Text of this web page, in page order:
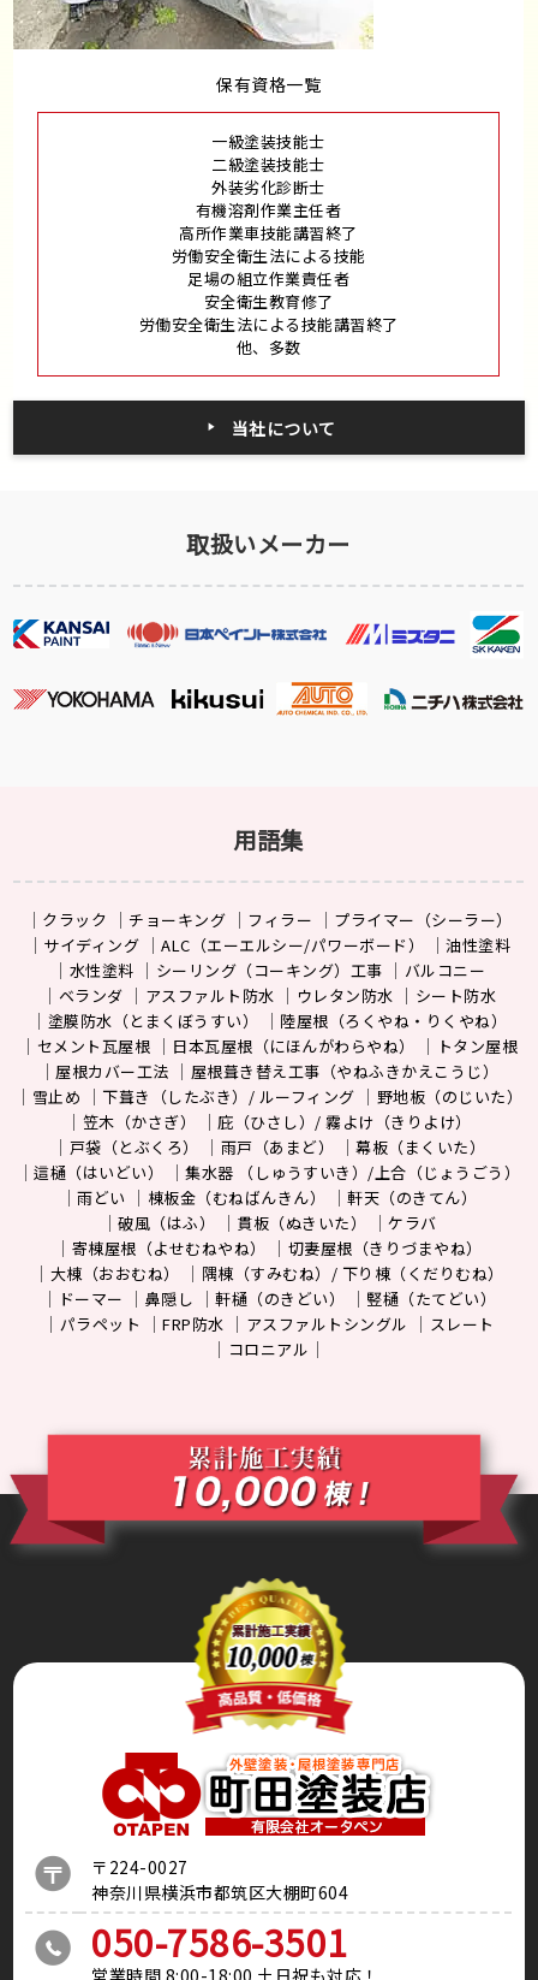
保有資格一覧
一級塗装技能士
二級塗装技能士
外装劣化診断士
有機溶剤作業主任者
高所作業車技能講習終了
労働安全衛生法による技能
足場の組立作業責任者
安全衛生教育修了
労働安全衛生法による技能講習終了
他、多数
当社について
取扱いメーカー
用語集
クラック チョーキング フィラー
プライマー（シーラー）
サイディング
ALC（エーエルシー/パワーボード）
油性塗料
水性塗料
シーリング（コーキング）工事
バルコニー
ベランダ
アスファルト防水 ウレタン防水
シート防水
塗膜防水（とまくぼうすい）
陸屋根（ろくやね・りくやね）
セメント瓦屋根
日本瓦屋根（にほんがわらやね）
トタン屋根
屋根カバー工法
屋根葺き替え工事（やねふきかえこうじ）
雪止め
下葺き（したぶき）/ ルーフィング
野地板（のじいた）
笠木（かさぎ）
庇（ひさし）/ 霧よけ（きりよけ）
戸袋（とぶくろ）
雨戸（あまど）
幕板（まくいた）
這樋（はいどい）
集水器 （しゅうすいき）/上合（じょうごう）
雨どい
棟板金（むねばんきん）
軒天（のきてん）
破風（はふ）
貫板（ぬきいた）
ケラバ
寄棟屋根（よせむねやね）
切妻屋根（きりづまやね）
大棟（おおむね）
隅棟（すみむね）/ 下り棟（くだりむね）
ドーマー
鼻隠し 軒樋（のきどい）
竪樋（たてどい）
パラペット
FRP防水 アスファルトシングル
スレート
コロニアル
〒224-0027
神奈川県横浜市都筑区大棚町604
050-7586-3501